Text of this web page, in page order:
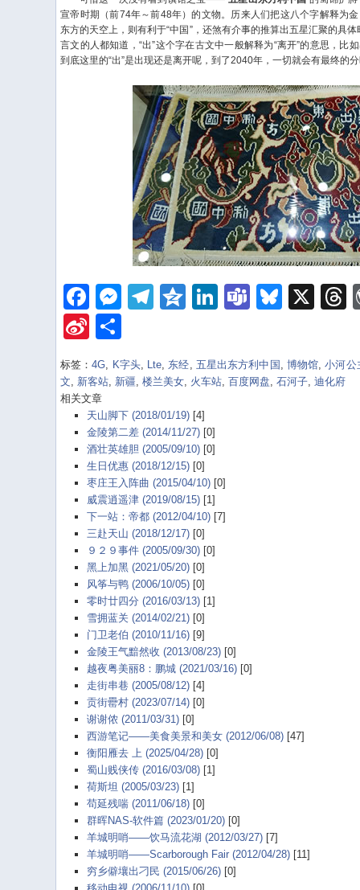
宣帝时期（前74年～前48年）的文物。历来人们把这八个字解释为
东方的天空上，则有利于“中国”，还煞有介事的推算出五星汇聚的具
言文的人都知道，“出”这个字在古文中一般解释为“离开”的意思，比
到底这里的“出”是出现还是离开呢，到了2040年，一切就会有最终的
Facebook
Messenger
Telegram
Qzone
LinkedIn
TeamsX
Sina
Weibo
标签：4G K字头, Lte 东经 五星出东方利中国 博物馆 ,小河公
文
新客站 新疆 ,楼兰美女 火车站 ,百度网盘 ,石河子 ,迪化府
相关文章
天山脚下 (2018/01/19)[4]
金陵第二差 (2014/11/27)[0]
酒壮英雄胆 (2005/09/10)[0]
生日优惠 (2018/12/15)[0]
枣庄王入阵曲 (2015/04/10)[0]
威震逍遥津 (2019/08/15)[1]
下一站：帝都 (2012/04/10)[7]
三赴天山 (2018/12/17)[0]
９２９事件 (2005/09/30)[0]
黑上加黑 (2021/05/20)[0]
风筝与鸭 (2006/10/05)[0]
零时廿四分 (2016/03/13)[1]
雪拥蓝关 (2014/02/21)[0]
门卫老伯 (2010/11/16)[9]
金陵王气黯然收 (2013/08/23)[0]
越夜粤美丽8：鹏城 (2021/03/16)[0]
走街串巷 (2005/08/12)[4]
贡街罍村 (2023/07/14)[0]
谢谢侬 (2011/03/31)[0]
西游笔记——美食美景和美女 (2012/06/08)[47]
衡阳雁去 上 (2025/04/28)[0]
蜀山贱侠传 (2016/03/08)[1]
荷斯坦 (2005/03/23)[1]
苟延残喘 (2011/06/18)[0]
群晖NAS-软件篇 (2023/01/20)[0]
羊城明哨——饮马流花湖 (2012/03/27)[7]
羊城明哨——Scarborough Fair (2012/04/28)[11]
穷乡僻壤出刁民 (2015/06/26)[0]